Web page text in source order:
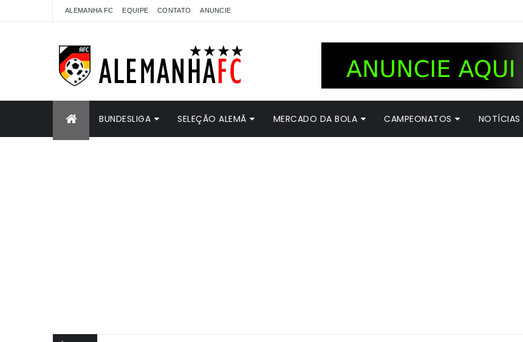
ALEMANHA FC EQUIPE CONTATO ANUNCIE
BUNDESLIGA SELEÇÃO ALEMÃ MERCADO DA BOLA CAMPEONATOS NOTÍCIAS